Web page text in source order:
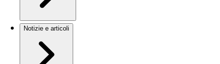
Notizie e articoli